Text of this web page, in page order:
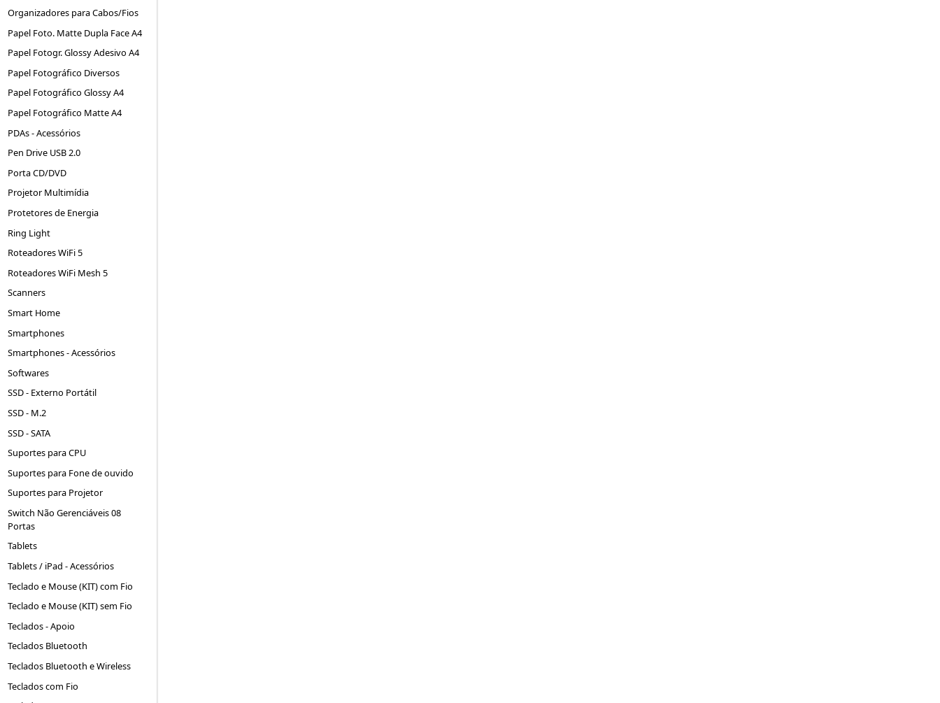
Organizadores para Cabos/Fios
Papel Foto. Matte Dupla Face A4
Papel Fotogr. Glossy Adesivo A4
Papel Fotográfico Diversos
Papel Fotográfico Glossy A4
Papel Fotográfico Matte A4
PDAs - Acessórios
Pen Drive USB 2.0
Porta CD/DVD
Projetor Multimídia
Protetores de Energia
Ring Light
Roteadores WiFi 5
Roteadores WiFi Mesh 5
Scanners
Smart Home
Smartphones
Smartphones - Acessórios
Softwares
SSD - Externo Portátil
SSD - M.2
SSD - SATA
Suportes para CPU
Suportes para Fone de ouvido
Suportes para Projetor
Switch Não Gerenciáveis 08
Portas
Tablets
Tablets / iPad - Acessórios
Teclado e Mouse (KIT) com Fio
Teclado e Mouse (KIT) sem Fio
Teclados - Apoio
Teclados Bluetooth
Teclados Bluetooth e Wireless
Teclados com Fio